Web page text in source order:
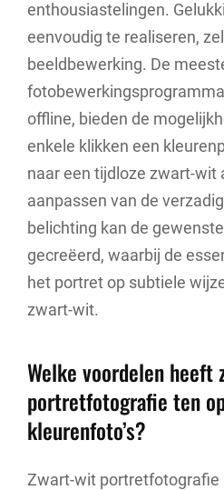
enthousiastelingen.
eenvoudig te realiseren,
beeldbewerking. De
offline, bieden de
enkele klikken een
naar een tijdloze zwart-wit
aanpassen van de
belichting kan de
gecreëerd, waarbij de
het portret op subtiele
zwart-wit.
Welke voordelen heeft
portretfotografie ten
kleurenfoto’s?
Zwart-wit portretfotografie